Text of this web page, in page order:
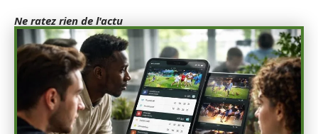
Ne ratez rien de l'actu